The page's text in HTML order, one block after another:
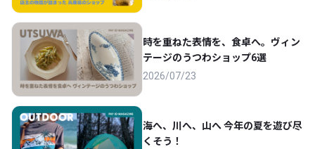
時を重ねた表情を、食卓へ。ヴィン
テージのうつわショップ6選
2026/07/23
海へ、川へ、山へ 今年の夏を遊び尽
くそう！